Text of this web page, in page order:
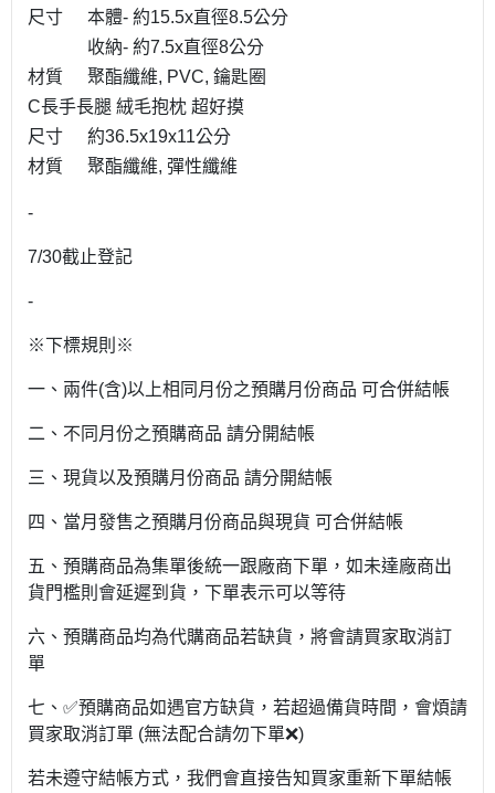
尺寸
本體- 約15.5x直徑8.5公分
收納- 約7.5x直徑8公分
材質
聚酯纖維, PVC, 鑰匙圈
C長手長腿 絨毛抱枕 超好摸
尺寸
約36.5x19x11公分
材質
聚酯纖維, 彈性纖維
-
7/30截止登記
-
※下標規則※
一、兩件(含)以上相同月份之預購月份商品 可合併結帳
二、不同月份之預購商品 請分開結帳
三、現貨以及預購月份商品 請分開結帳
四、當月發售之預購月份商品與現貨 可合併結帳
五、預購商品為集單後統一跟廠商下單，如未達廠商出
貨門檻則會延遲到貨，下單表示可以等待
六、預購商品均為代購商品若缺貨，將會請買家取消訂
單
七、✅預購商品如遇官方缺貨，若超過備貨時間，會煩請
買家取消訂單 (無法配合請勿下單❌)
若未遵守結帳方式，我們會直接告知買家重新下單結帳